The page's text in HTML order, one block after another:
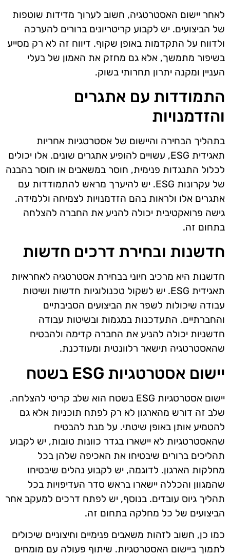
לאחר יישום האסטרטגיה, חשוב לערוך מדידות שוטפות
של הביצועים. יש לקבוע קריטריונים ברורים להערכה
ולדווח על התקדמות באופן שקוף. דיווח זה לא רק מסייע
בשיפור מתמשך, אלא גם מחזק את האמון של בעלי
העניין ומקנה יתרון תחרותי בשוק.
התמודדות עם אתגרים
והזדמנויות
בתהליך הבחירה והיישום של אסטרטגיות אחריות
תאגידית ESG, עשויים להופיע אתגרים שונים. אלו יכולים
לכלול התנגדות פנימית, חוסר במשאבים או חוסר בהבנה
של עקרונות ESG. יש להיערך מראש להתמודדות עם
אתגרים אלו ולראות בהם הזדמנויות לצמיחה וללמידה.
גישה פרואקטיבית יכולה להניע את החברה להצלחה
בתחום זה.
חדשנות ובחירת דרכים חדשות
חדשנות היא מרכיב חיוני בבחירת אסטרטגיה לאחראיות
תאגידית ESG. יש לשקול טכנולוגיות חדשות ושיטות
עבודה שיכולות לשפר את הביצועים הסביבתיים
והחברתיים. התעדכנות במגמות ובשיטות עבודה
חדשניות יכולה להניע את החברה קדימה ולהבטיח
שהאסטרטגיה תישאר רלוונטית ומעודכנת.
יישום אסטרטגיות ESG בשטח
יישום אסטרטגיות ESG בשטח הוא שלב קריטי להצלחה.
שלב זה דורש מהארגון לא רק לפתח תוכניות אלא גם
להטמיע אותן באופן שיטתי. על מנת להבטיח
שהאסטרטגיות לא יישארו בגדר כוונות טובות, יש לקבוע
תהליכים ברורים שיבטיחו את האכיפה שלהן בכל
מחלקות הארגון. לדוגמה, יש לקבוע נהלים שיבטיחו
שהמגוון והכללה יישארו בראש סדר העדיפויות בכל
תהליך גיוס עובדים. בנוסף, יש לפתח דרכים למעקב אחר
הביצועים של כל מחלקה בתחום זה.
כמו כן, חשוב לזהות משאבים פנימיים וחיצוניים שיכולים
לתמוך ביישום האסטרטגיות. שיתוף פעולה עם מומחים